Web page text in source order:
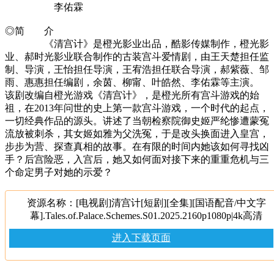
李佑霖
◎简 介
《清宫计》是橙光影业出品，酷影传媒制作，橙光影
业、郝时光影业联合制作的古装宫斗爱情剧，由王天楚担任监
制、导演，王怡担任导演，王宥浩担任联合导演，郝紫薇、邹
雨、惠惠担任编剧，余茵、柳甯、叶皓然、李佑霖等主演。
该剧改编自橙光游戏《清宫计》，是橙光所有宫斗游戏的始
祖，在2013年问世的史上第一款宫斗游戏，一个时代的起点，
一切经典作品的源头。讲述了当朝检察院御史姬严纶惨遭蒙冤
流放被刺杀，其女姬如雅为父洗冤，于是改头换面进入皇宫，
步步为营、探查真相的故事。在有限的时间内她该如何寻找凶
手？后宫险恶，入宫后，她又如何面对接下来的重重危机与三
个命定男子对她的示爱？
资源名称：[电视剧]清宫计[短剧][全集][国语配音/中文字
幕].Tales.of.Palace.Schemes.S01.2025.2160p1080p|4k高清
进入下载页面